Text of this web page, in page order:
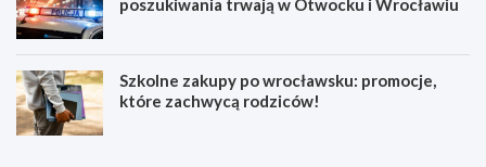
poszukiwania trwają w Otwocku i Wrocławiu
Szkolne zakupy po wrocławsku: promocje,
które zachwycą rodziców!
N
1